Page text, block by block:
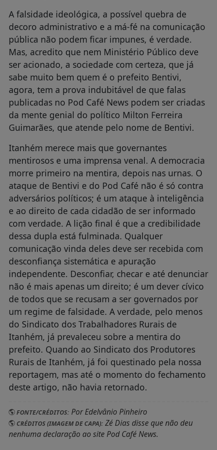
A falsidade ideológica, a possível quebra de
decoro administrativo e a má-fé na comunicação
pública não podem ficar impunes, é verdade.
Mas, acredito que nem Ministério Público deve
ser acionado, a sociedade com certeza, que já
sabe muito bem quem é o prefeito Bentivi,
agora, tem a prova indubitável de que falas
publicadas no Pod Café News podem ser criadas
da mente genial do político Milton Ferreira
Guimarães, que atende pelo nome de Bentivi.
Itanhém merece mais que governantes
mentirosos e uma imprensa venal. A democracia
morre primeiro na mentira, depois nas urnas. O
ataque de Bentivi e do Pod Café não é só contra
adversários políticos; é um ataque à inteligência
e ao direito de cada cidadão de ser informado
com verdade. A lição final é que a credibilidade
dessa dupla está fulminada. Qualquer
comunicação vinda deles deve ser recebida com
desconfiança sistemática e apuração
independente. Desconfiar, checar e até denunciar
não é mais apenas um direito; é um dever cívico
de todos que se recusam a ser governados por
um regime de falsidade. A verdade, pelo menos
do Sindicato dos Trabalhadores Rurais de
Itanhém, já prevaleceu sobre a mentira do
prefeito. Quando ao Sindicato dos Produtores
Rurais de Itanhém, já foi questinado pela nossa
reportagem, mas até o momento do fechamento
deste artigo, não havia retornado.
FONTE/CRÉDITOS:Por Edelvânio Pinheiro
CRÉDITOS (IMAGEM DE CAPA):Zé Dias disse que não deu
nenhuma declaração ao site Pod Café News.